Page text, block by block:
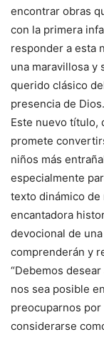
encontrar obras
con la primera
responder a esta
una maravillosa y
querido clásico
presencia de Dios.
Este nuevo título,
promete
niños más
especialmente
texto dinámico de
encantadora
devocional de
comprenderán y
“Debemos
nos sea posible
preocuparnos
considerarse